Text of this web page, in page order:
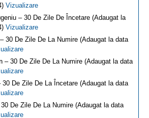
Vizualizare
– 30 De Zile De Încetare (Adaugat la
Vizualizare
30 De Zile De La Numire (Adaugat la data
– 30 De Zile De La Numire (Adaugat la data
30 De Zile De La Încetare (Adaugat la data
De Zile De La Numire (Adaugat la data